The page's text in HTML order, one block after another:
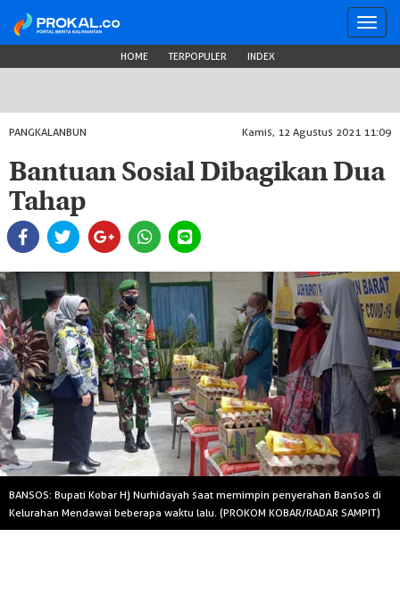
HOME TERPOPULER INDEX
PANGKALANBUN Kamis, 12 Agustus 2021 11:09
Bantuan Sosial Dibagikan Dua
Tahap
BANSOS: Bupati Kobar Hj Nurhidayah saat memimpin penyerahan Bansos di
Kelurahan Mendawai beberapa waktu lalu. (PROKOM KOBAR/RADAR SAMPIT)